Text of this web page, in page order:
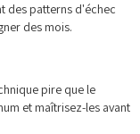
des patterns d'échec
des mois.
pire que le
et maîtrisez-les avant